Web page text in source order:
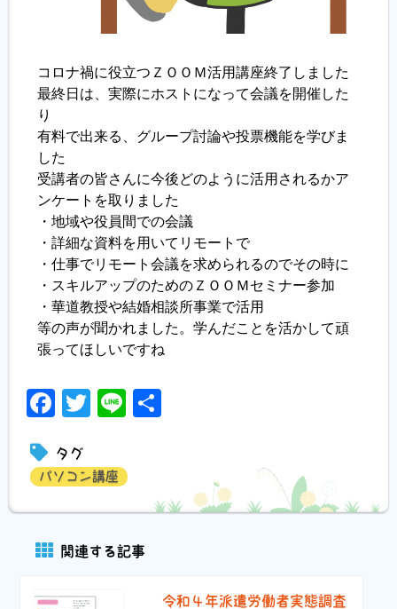
コロナ禍に役立つＺＯＯＭ活用講座終了しました
最終日は、実際にホストになって会議を開催した
り
有料で出来る、グループ討論や投票機能を学びま
した
受講者の皆さんに今後どのように活用されるかア
ンケートを取りました
・地域や役員間での会議
・詳細な資料を用いてリモートで
・仕事でリモート会議を求められるのでその時に
・スキルアップのためのＺＯＯＭセミナー参加
・華道教授や結婚相談所事業で活用
等の声が聞かれました。学んだことを活かして頑
張ってほしいですね
Facebook
Twitter
Line
タグ
パソコン講座
関連する記事
令和４年派遣労働者実態調査